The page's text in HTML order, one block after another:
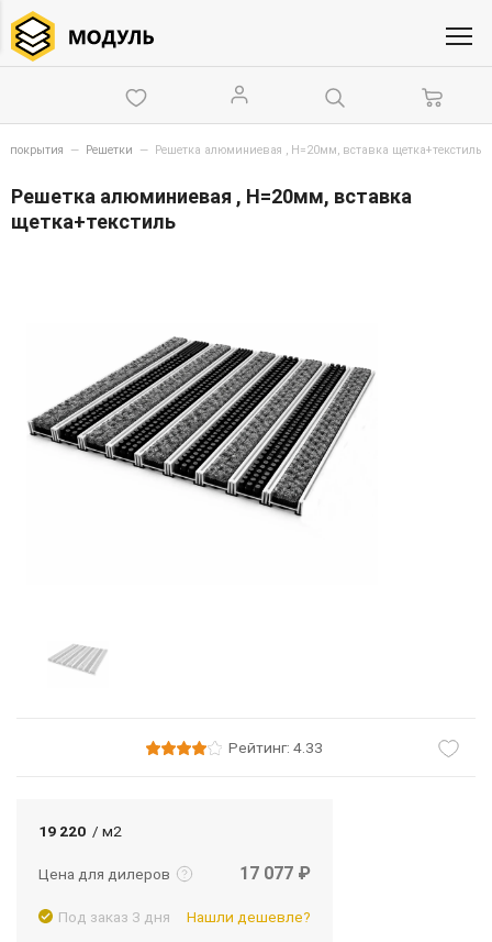
покрытия — Решетки — Решетка алюминиевая , Н=20мм, вставка щетка+текстиль
Решетка алюминиевая , Н=20мм, вставка
щетка+текстиль
Рейтинг: 4.33
19 220 / м2
Цена для дилеров
Подробнее
17 077 ₽
Под заказ 3 дня Нашли дешевле?